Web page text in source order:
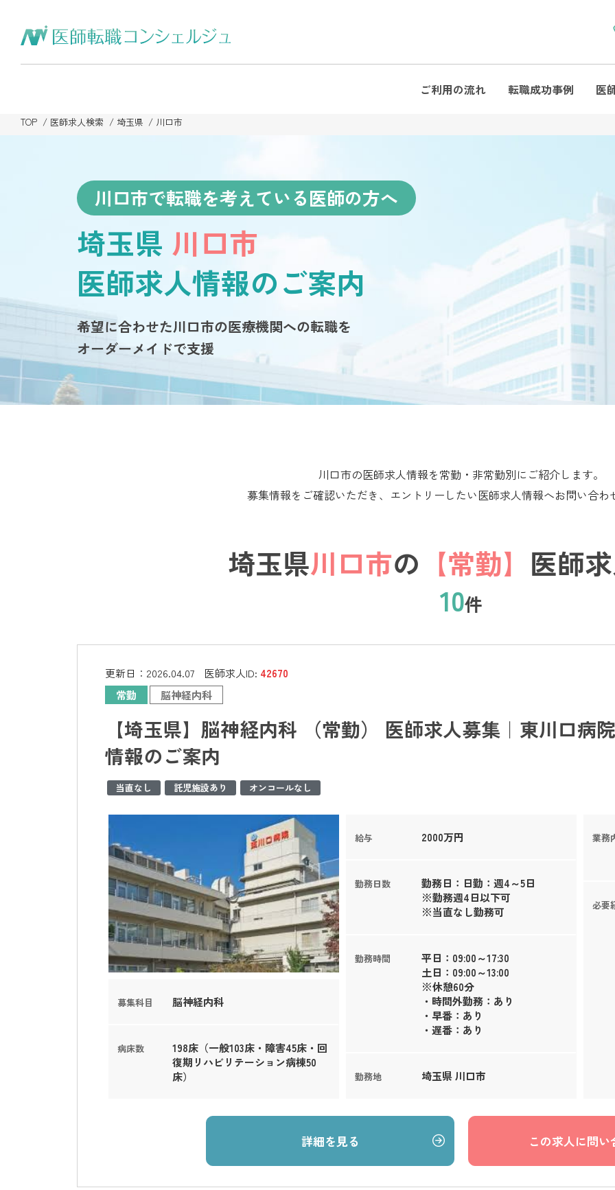
ご利用の流れ 転職成功事例 医
TOP 医師求人検索 埼玉県 川口市
川口市で転職を考えている医師の方へ
埼玉県 川口市
医師求人情報のご案内
希望に合わせた川口市の医療機関への転職を
オーダーメイドで支援
川口市の医師求人情報を常勤・非常勤別にご紹介します。
募集情報をご確認いただき、エントリーしたい医師求人情報へお問い合わ
埼玉県川口市の 【常勤】 医師
10件
更新日： 2026.04.07 医師求人ID: 42670
常勤
脳神経内科
【埼玉県】脳神経内科 （常勤） 医師求人募集｜東川口病
情報のご案内
当直なし 託児施設あり オンコールなし
募集科目 脳神経内科
病床数
198床（一般103床・障害45床・回
復期リハビリテーション病棟50
床）
給与 2000万円
勤務日数
勤務日：日勤：週4～5日
※勤務週4日以下可
※当直なし勤務可
勤務時間
平日：09:00～17:30
土日：09:00～13:00
※休憩60分
・時間外勤務：あり
・早番：あり
・遅番：あり
勤務地 埼玉県 川口市
業務
必要
詳細を見る この求人に問い